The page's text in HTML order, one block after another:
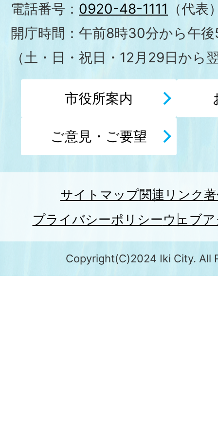
電話番号： 0920-48-1111 （代表
開庁時間：午前8時30分から午
（土・日・祝日・12月29日から
市役所案内
ご意見・ご要望
サイトマップ関連リンク
プライバシーポリシーウェブ
Copyright(C)2024 Iki City. All